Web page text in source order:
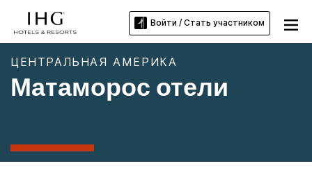
Войти / Стать участником
ЦЕНТРАЛЬНАЯ АМЕРИКА
Матаморос отели